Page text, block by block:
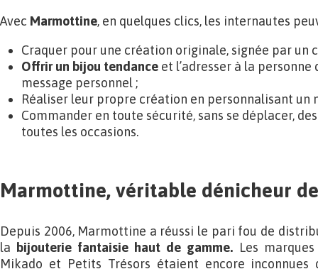
Avec Marmottine, en quelques clics, les internautes
Craquer pour une création originale, signée par un
Offrir un bijou tendance et l’adresser à la
message personnel ;
Réaliser leur propre création en personnalisant un
Commander en toute sécurité, sans se déplacer,
toutes les occasions.
Marmottine, véritable dénicheur
Depuis 2006, Marmottine a réussi le pari fou de
la bijouterie fantaisie haut de gamme. Les
Mikado et Petits Trésors étaient encore